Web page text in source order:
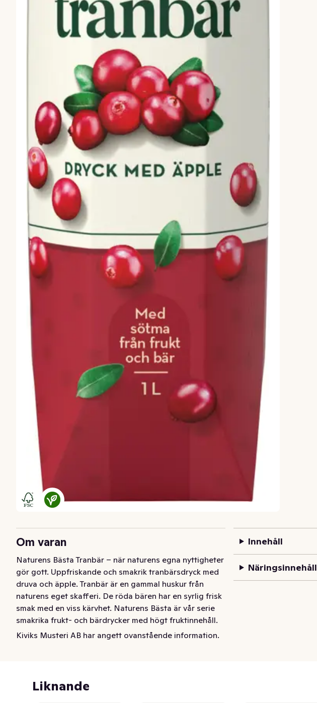
Om varan
Naturens Bästa Tranbär – när naturens egna nyttigheter
gör gott. Uppfriskande och smakrik tranbärsdryck med
druva och äpple. Tranbär är en gammal huskur från
naturens eget skafferi. De röda bären har en syrlig frisk
smak med en viss kärvhet. Naturens Bästa är vår serie
smakrika frukt- och bärdrycker med högt fruktinnehåll.
All sötma kommer från frukt och bär.
äpple. De röda tranbären har en frisk syra och naturligt
Kiviks Musteri AB har angett ovanstående information.
Innehåll
Näringsinnehåll
Liknande